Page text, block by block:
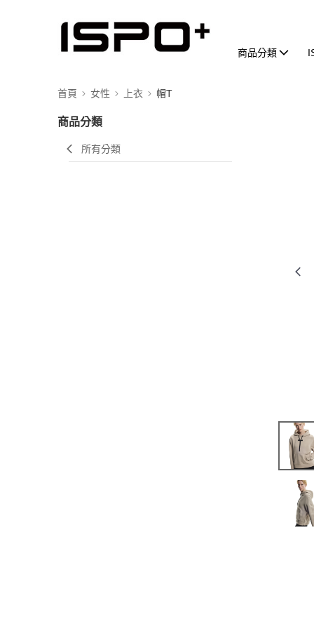
商品分類
首頁 女性 上衣 帽T
商品分類
所有分類